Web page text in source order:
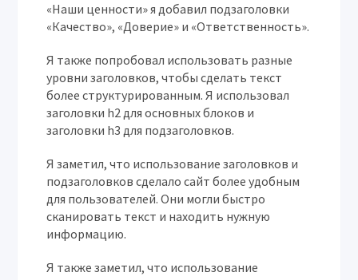
«Наши ценности» я добавил подзаголовки
«Качество», «Доверие» и «Ответственность».
Я также попробовал использовать разные
уровни заголовков, чтобы сделать текст
более структурированным. Я использовал
заголовки h2 для основных блоков и
заголовки h3 для подзаголовков.
Я заметил, что использование заголовков и
подзаголовков сделало сайт более удобным
для пользователей. Они могли быстро
сканировать текст и находить нужную
информацию.
Я также заметил, что использование